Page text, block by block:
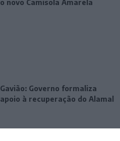
o novo Camisola Amarela
Gavião: Governo formaliza
apoio à recuperação do Alamal